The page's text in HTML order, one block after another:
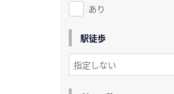
あり
駅徒歩